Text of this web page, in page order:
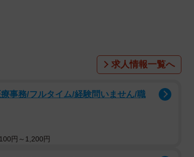
の時代錯誤で男性目線の見解というほかない。
加害者から性被害に遭ったのに明確な同意の下
な風俗業においても、風俗やデリバリーヘルス
前の罪名は強姦罪）が成立した例は多々ある。
は裁判上のみならず、インターネット上でも指
求人情報一覧へ
事務/フルタイム/経験問いません/職
円～1,200円